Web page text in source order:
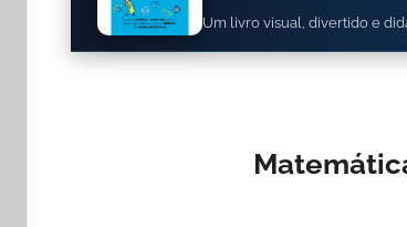
Um livro visual, divertido e